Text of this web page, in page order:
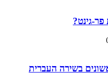
גינט?
בשירה העברית